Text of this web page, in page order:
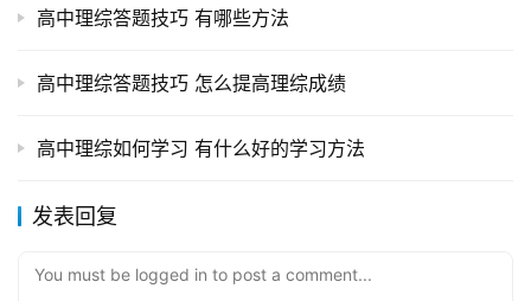
高中理综答题技巧 有哪些方法
高中理综答题技巧 怎么提高理综成绩
高中理综如何学习 有什么好的学习方法
发表回复
You must be logged in to post a comment...